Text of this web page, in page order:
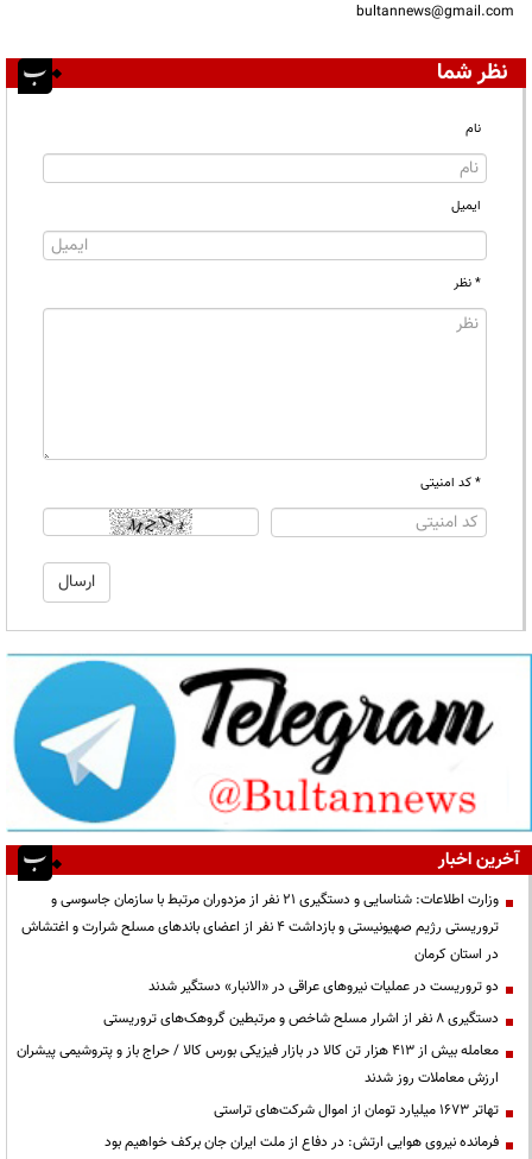
bultannews@gmail.com
نظر شما
نام
ایمیل
* نظر
* کد امنیتی
آخرین اخبار
وزارت اطلاعات: شناسایی و دستگیری ۲۱ نفر از مزدوران مرتبط با سازمان جاسوسی و
تروریستی رژیم صهیونیستی و بازداشت ۴ نفر از اعضای باندهای مسلح شرارت و اغتشاش
در استان کرمان
دو تروریست در عملیات نیروهای عراقی در «الانبار» دستگیر شدند
دستگیری ۸ نفر از اشرار مسلح شاخص و مرتبطین گروهک‌های تروریستی
معامله بیش از ۴۱۳ هزار تن کالا در بازار فیزیکی بورس کالا / حراج باز و پتروشیمی پیشران
ارزش معاملات روز شدند
تهاتر ۱۶۷۳ میلیارد تومان از اموال شرکت‌های تراستی
فرمانده نیروی هوایی ارتش: در دفاع از ملت ایران جان برکف خواهیم بود